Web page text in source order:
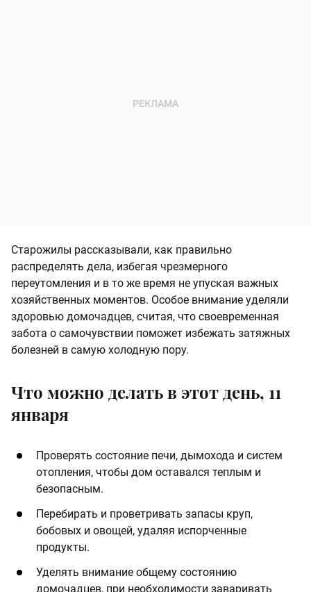
Старожилы рассказывали, как правильно
распределять дела, избегая чрезмерного
переутомления и в то же время не упуская важных
хозяйственных моментов. Особое внимание уделяли
здоровью домочадцев, считая, что своевременная
забота о самочувствии поможет избежать затяжных
болезней в самую холодную пору.
Что можно делать в этот день, 11
января
Проверять состояние печи, дымохода и систем
отопления, чтобы дом оставался теплым и
безопасным.
Перебирать и проветривать запасы круп,
бобовых и овощей, удаляя испорченные
продукты.
Уделять внимание общему состоянию
домочадцев, при необходимости заваривать